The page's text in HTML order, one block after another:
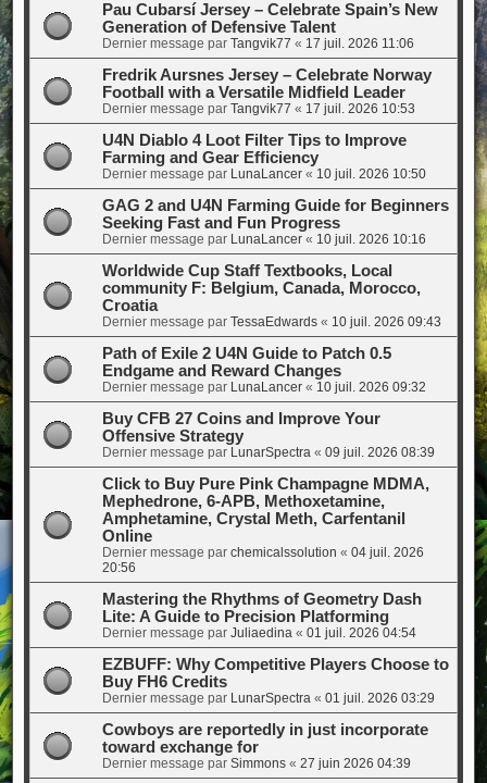
Pau Cubarsí Jersey – Celebrate Spain’s New
Generation of Defensive Talent
Dernier message par Tangvik77 « 17 juil. 2026 11:06
Fredrik Aursnes Jersey – Celebrate Norway
Football with a Versatile Midfield Leader
Dernier message par Tangvik77 « 17 juil. 2026 10:53
U4N Diablo 4 Loot Filter Tips to Improve
Farming and Gear Efficiency
Dernier message par LunaLancer« 10 juil. 2026 10:50
GAG 2 and U4N Farming Guide for Beginners
Seeking Fast and Fun Progress
Dernier message par LunaLancer« 10 juil. 2026 10:16
Worldwide Cup Staff Textbooks, Local
community F: Belgium, Canada, Morocco,
Croatia
Dernier message par TessaEdwards« 10 juil. 2026 09:43
Path of Exile 2 U4N Guide to Patch 0.5
Endgame and Reward Changes
Dernier message par LunaLancer« 10 juil. 2026 09:32
Buy CFB 27 Coins and Improve Your
Offensive Strategy
Dernier message par LunarSpectra« 09 juil. 2026 08:39
Click to Buy Pure Pink Champagne MDMA,
Mephedrone, 6-APB, Methoxetamine,
Amphetamine, Crystal Meth, Carfentanil
Online
Dernier message par chemicalssolution « 04 juil. 2026
20:56
Mastering the Rhythms of Geometry Dash
Lite: A Guide to Precision Platforming
Dernier message par Juliaedina« 01 juil. 2026 04:54
EZBUFF: Why Competitive Players Choose to
Buy FH6 Credits
Dernier message par LunarSpectra« 01 juil. 2026 03:29
Cowboys are reportedly in just incorporate
toward exchange for
Dernier message par Simmons« 27 juin 2026 04:39